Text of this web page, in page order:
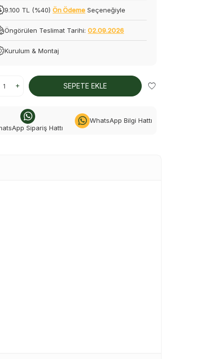
9.100 TL (%40)Ön Ödeme Seçeneğiyle
Öngörülen Teslimat Tarihi:02.09.2026
Kurulum & Montaj
SEPETE EKLE
Sipariş Hattı
WhatsApp Bilgi Hattı